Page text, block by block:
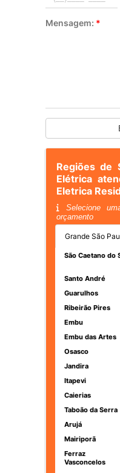
Mensagem: *
Regiões de
Elétrica
Eletrica
Selecione
orçamento
Grande São
São Caetano do
Santo André
Guarulhos
Ribeirão Pires
Embu
Embu das Artes
Osasco
Jandira
Itapevi
Caierias
Taboão da Serra
Arujá
Mairiporã
Ferraz
Vasconcelos